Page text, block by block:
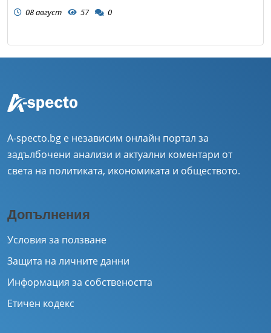
08 август 57 0
A-specto.bg е независим онлайн портал за
задълбочени анализи и актуални коментари от
света на политиката, икономиката и обществото.
Допълнения
Условия за ползване
Защита на личните данни
Информация за собствеността
Етичен кодекс